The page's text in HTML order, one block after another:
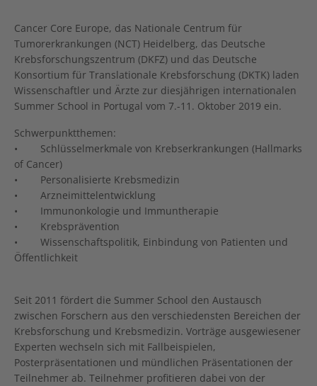
Cancer Core Europe, das Nationale Centrum für
Tumorerkrankungen (NCT) Heidelberg, das Deutsche
Krebsforschungszentrum (DKFZ) und das Deutsche
Konsortium für Translationale Krebsforschung (DKTK) laden
Wissenschaftler und Ärzte zur diesjährigen internationalen
Summer School in Portugal vom 7.-11. Oktober 2019 ein.
Schwerpunktthemen:
• Schlüsselmerkmale von Krebserkrankungen (Hallmarks
of Cancer)
• Personalisierte Krebsmedizin
• Arzneimittelentwicklung
• Immunonkologie und Immuntherapie
• Krebsprävention
• Wissenschaftspolitik, Einbindung von Patienten und
Öffentlichkeit
Seit 2011 fördert die Summer School den Austausch
zwischen Forschern aus den verschiedensten Bereichen der
Krebsforschung und Krebsmedizin. Vorträge ausgewiesener
Experten wechseln sich mit Fallbeispielen,
Posterpräsentationen und mündlichen Präsentationen der
Teilnehmer ab. Teilnehmer profitieren dabei von der